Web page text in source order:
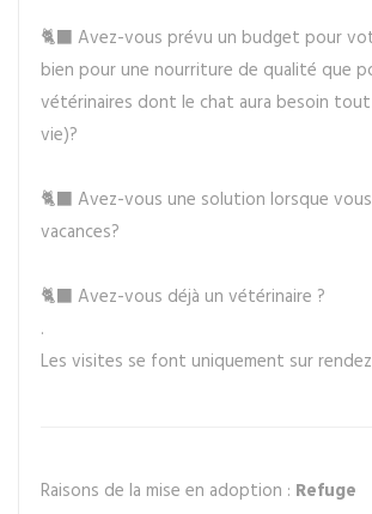
🐈‍⬛ Avez-vous prévu un budget pour
bien pour une nourriture de qualité que
vétérinaires dont le chat aura besoin tout
vie)?
🐈‍⬛ Avez-vous une solution lorsque
vacances?
🐈‍⬛ Avez-vous déjà un vétérinaire ?
.
Les visites se font uniquement sur
Raisons de la mise en adoption : Refuge